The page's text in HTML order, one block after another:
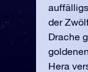
der
Drache
Hera